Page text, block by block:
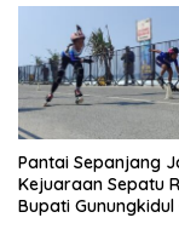
Pantai Sepanjang
Kejuaraan Sepatu
Bupati Gunungkidul